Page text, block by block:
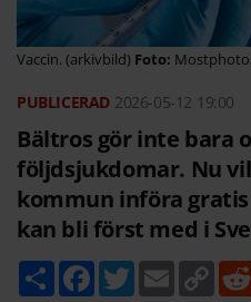
Vaccin. (arkivbild)
2026-05-12 19:00
Bältros gör inte bara
följdsjukdomar. Nu
kommun införa
kan bli först med i
D
e
F T
w
E
m
C
o